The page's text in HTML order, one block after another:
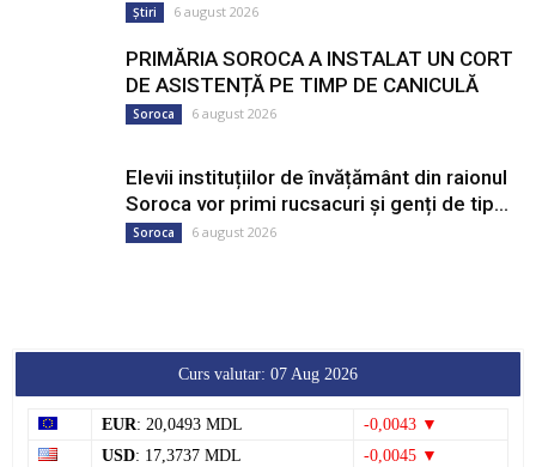
Știri 6 august 2026
PRIMĂRIA SOROCA A INSTALAT UN CORT
DE ASISTENȚĂ PE TIMP DE CANICULĂ
Soroca 6 august 2026
Elevii instituțiilor de învățământ din raionul
Soroca vor primi rucsacuri și genți de tip...
Soroca 6 august 2026
Curs valutar: 07 Aug 2026
EUR: 20,0493 MDL
-0,0043 ▼
USD: 17,3737 MDL
-0,0045 ▼